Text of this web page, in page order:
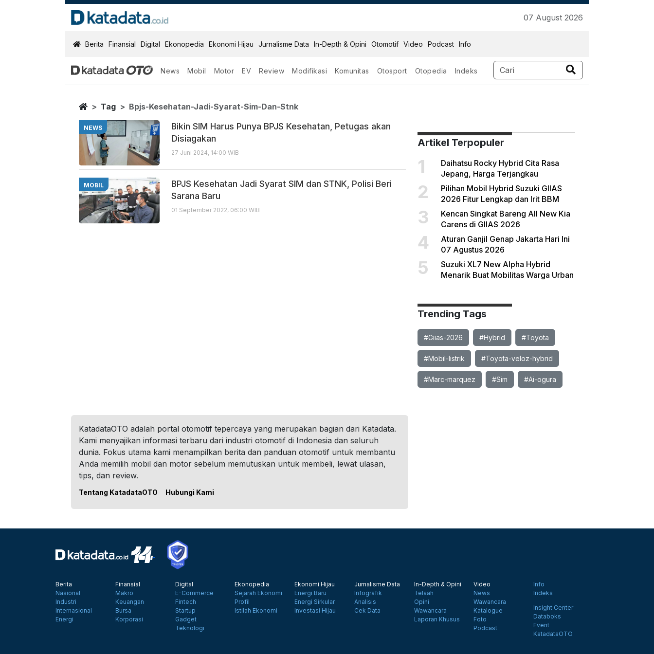
07 August 2026
KatadataOTO
Berita Finansial Digital Ekonopedia Ekonomi Hijau Jurnalisme Data In-Depth & Opini Otomotif Video Podcast Info
News Mobil Motor EV Review Modifikasi Komunitas Otosport Otopedia Indeks
Bpjs Kesehatan Jadi Syarat Sim Dan Stnk
Berita Terbaru
Home
Tag Bpjs-Kesehatan-Jadi-Syarat-Sim-Dan-Stnk
NEWS
Bikin SIM Harus Punya BPJS Kesehatan, Petugas akan
Disiagakan
27 Juni 2024, 14:00 WIB
MOBIL
BPJS Kesehatan Jadi Syarat SIM dan STNK, Polisi Beri
Sarana Baru
01 September 2022, 06:00 WIB
Artikel Terpopuler
1
Daihatsu Rocky Hybrid Cita Rasa
Jepang, Harga Terjangkau
2
Pilihan Mobil Hybrid Suzuki GIIAS
2026 Fitur Lengkap dan Irit BBM
3
Kencan Singkat Bareng All New Kia
Carens di GIIAS 2026
4
Aturan Ganjil Genap Jakarta Hari Ini
07 Agustus 2026
5
Suzuki XL7 New Alpha Hybrid
Menarik Buat Mobilitas Warga Urban
Trending Tags
#Giias-2026 #Hybrid #Toyota
#Mobil-listrik #Toyota-veloz-hybrid
#Marc-marquez #Sim #Ai-ogura
KatadataOTO adalah portal otomotif tepercaya yang merupakan bagian dari Katadata.
Kami menyajikan informasi terbaru dari industri otomotif di Indonesia dan seluruh
dunia. Fokus utama kami menampilkan berita dan panduan otomotif untuk membantu
Anda memilih mobil dan motor sebelum memutuskan untuk membeli, lewat ulasan,
tips, dan review.
Tentang KatadataOTO Hubungi Kami
Berita
Nasional
Industri
Internasional
Energi
Finansial
Makro
Keuangan
Bursa
Korporasi
Digital
E-Commerce
Fintech
Startup
Gadget
Teknologi
Ekonopedia
Sejarah Ekonomi
Profil
Istilah Ekonomi
Ekonomi Hijau
Energi Baru
Energi Sirkular
Investasi Hijau
Jurnalisme Data
Infografik
Analisis
Cek Data
In-Depth & Opini
Telaah
Opini
Wawancara
Laporan Khusus
Video
News
Wawancara
Katalogue
Foto
Podcast
Info
Indeks
Insight Center
Databoks
Event
KatadataOTO